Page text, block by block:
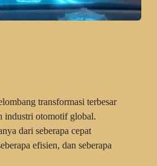
transformasi terbesar
industri otomotif global.
dari seberapa cepat
efisien, dan seberapa